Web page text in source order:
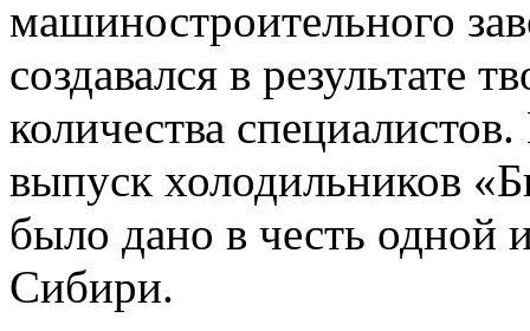
машиностроительного
создавался в результате
количества
выпуск холодильников
было дано в честь одной
Сибири.